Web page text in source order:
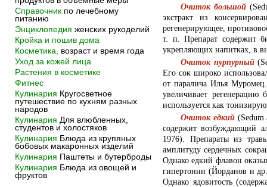
Очиток большой
экстракт из
регенерирующее,
т. п. Препарат содержит
укрепляющих напитках, в
Очиток пурпурный
Его сок широко
от паралича Илья
увеличивает
используется как
Очиток едкий(Sedum
содержит возбуждающий
1976). Препараты из
амплитуду сердечных
Однако едкий флавон
гипертонии (Йорданов и
Однако ядовитость
Справочник по лечебному
питанию
Энциклопедия женских рукоделий
Кройка и пошив дома
Косметика,
возраст и время года
Уход за кожей лица
Растения в косметике
Фитнес
Кулинария Кругосветное
путешествие по кухням разных
народов
Кулинария Для влюбленных,
студентов и холостяков
Кулинария Блюда из крупяных
бобовых макаронных изделий
Кулинария Паштеты и бутерброды
Кулинария Блюда из овощей и
фруктов